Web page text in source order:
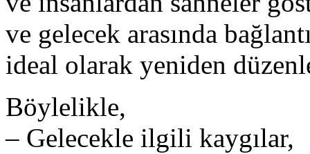
ve gelecek arasında
ideal olarak yeniden
Böylelikle,
– Gelecekle ilgili kaygılar,